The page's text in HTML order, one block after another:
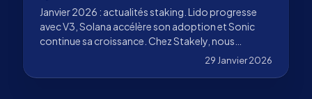
Janvier 2026 : actualités staking. Lido progresse
avec V3, Solana accélère son adoption et Sonic
continue sa croissance. Chez Stakely, nous
lançons le staking en 1 clic, élargissons notre29 Janvier 2026